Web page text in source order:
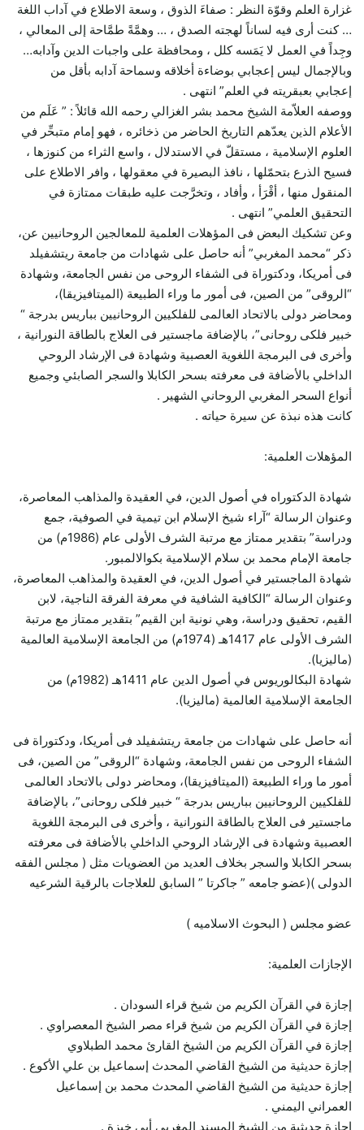
غزارة العلم وقوّة النظر : صفاءَ الذوق ، وسعة الاطلاع في آداب اللغة
… كنت أرى فيه لساناً لهجته الصدق ، … وهمَّةً طمَّاحة إلى المعالي ،
وجِداً في العمل لا يَمَسه كلل ، ومحافظة على واجبات الدين وآدابه…
وبالإجمال ليس إعجابي بوضاءة أخلاقه وسماحة آدابه بأقل من
إعجابي بعبقريته في العلم” انتهى .
ووصفه العلاّمة الشيخ محمد بشر الغزالي رحمه الله قائلاً : ” عَلَم من
الأعلام الذين يعدّهم التاريخ الحاضر من ذخائره ، فهو إمام متبحِّر في
العلوم الإسلامية ، مستقلّ في الاستدلال ، واسع الثراء من كنوزها ،
فسيح الذرع بتحمّلها ، نافذ البصيرة في معقولها ، وافر الاطلاع على
المنقول منها ، أقْرَأ ، وأفاد ، وتخرَّجت عليه طبقات ممتازة في
التحقيق العلمي” انتهى .
وعن تشكيك البعض فى المؤهلات العلمية للمعالجين الروحانيين عن،
ذكر “محمد المغربي” أنه حاصل على شهادات من جامعة ريتشفيلد
فى أمريكا، ودكتوراة فى الشفاء الروحى من نفس الجامعة، وشهادة
“الروقى” من الصين، فى أمور ما وراء الطبيعة (الميتافيزيقا)،
ومحاضر دولى بالاتحاد العالمى للفلكيين الروحانيين بباريس بدرجة “
خبير فلكى روحانى”، بالإضافة ماجستير فى العلاج بالطاقة النورانية ،
وأخرى فى البرمجة اللغوية العصبية وشهادة فى الإرشاد الروحي
الداخلي بالأضافة فى معرفته بسحر الكابلا والسجر الصابئي وجميع
أنواع السحر المغربي الروحاني الشهير .
كانت هذه نبذة عن سيرة حياته .
المؤهلات العلمية:
شهادة الدكتوراه في أصول الدين، في العقيدة والمذاهب المعاصرة،
وعنوان الرسالة “آراء شيخ الإسلام ابن تيمية في الصوفية، جمع
ودراسة” بتقدير ممتاز مع مرتبة الشرف الأولى عام (1986م) من
جامعة الإمام محمد بن سلام الإسلامية بكوالالمبور.
شهادة الماجستير في أصول الدين، في العقيدة والمذاهب المعاصرة،
وعنوان الرسالة “الكافية الشافية في معرفة الفرقة الناجية، لابن
القيم، تحقيق ودراسة، وهي نونية ابن القيم” بتقدير ممتاز مع مرتبة
الشرف الأولى عام 1417هـ (1974م) من الجامعة الإسلامية العالمية
(ماليزيا).
شهادة البكالوريوس في أصول الدين عام 1411هـ (1982م) من
الجامعة الإسلامية العالمية (ماليزيا).
أنه حاصل على شهادات من جامعة ريتشفيلد فى أمريكا، ودكتوراة فى
الشفاء الروحى من نفس الجامعة، وشهادة “الروقى” من الصين، فى
أمور ما وراء الطبيعة (الميتافيزيقا)، ومحاضر دولى بالاتحاد العالمى
للفلكيين الروحانيين بباريس بدرجة “ خبير فلكى روحانى”، بالإضافة
ماجستير فى العلاج بالطاقة النورانية ، وأخرى فى البرمجة اللغوية
العصبية وشهادة فى الإرشاد الروحي الداخلي بالأضافة فى معرفته
بسحر الكابلا والسجر بخلاف العديد من العضويات مثل ( مجلس الفقه
الدولى )(عضو جامعه ” جاكرتا ” السابق للعلاجات بالرقية الشرعيه
عضو مجلس ( البحوث الاسلاميه )
الإجازات العلمية:
إجازة في القرآن الكريم من شيخ قراء السودان .
إجازة في القرآن الكريم من شيخ قراء مصر الشيخ المعصراوي .
إجازة في القرآن الكريم من الشيخ القارئ محمد الطبلاوي
إجازة حديثية من الشيخ القاضي المحدث إسماعيل بن علي الأكوع .
إجازة حديثية من الشيخ القاضي المحدث محمد بن إسماعيل
العمراني اليمني .
إجازة حديثية من الشيخ المسند المغربي أبي خبزة .